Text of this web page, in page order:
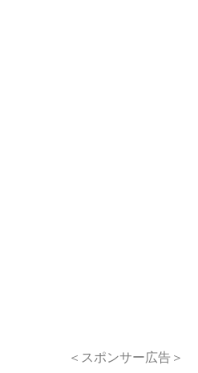
＜スポンサー広告＞